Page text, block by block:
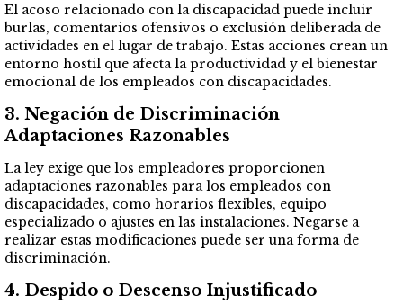
El acoso relacionado con la discapacidad puede incluir
burlas, comentarios ofensivos o exclusión deliberada de
actividades en el lugar de trabajo. Estas acciones crean un
entorno hostil que afecta la productividad y el bienestar
emocional de los empleados con discapacidades.
3. Negación de Discriminación
Adaptaciones Razonables
La ley exige que los empleadores proporcionen
adaptaciones razonables para los empleados con
discapacidades, como horarios flexibles, equipo
especializado o ajustes en las instalaciones. Negarse a
realizar estas modificaciones puede ser una forma de
discriminación.
4. Despido o Descenso Injustificado